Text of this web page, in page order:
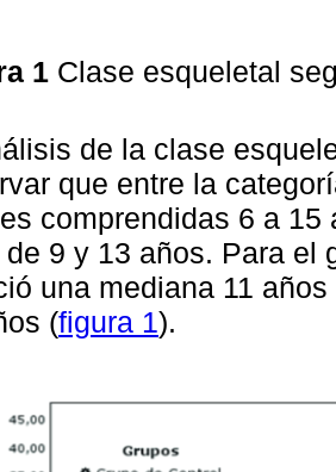
1 Clase esqueletal
de la clase
que entre la
comprendidas 6 a
de 9 y 13 años. Para el
una mediana 11
(figura 1).